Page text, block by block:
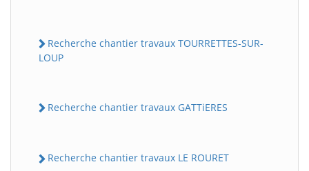
Recherche chantier travaux TOURRETTES-SUR-
LOUP
Recherche chantier travaux GATTiERES
Recherche chantier travaux LE ROURET